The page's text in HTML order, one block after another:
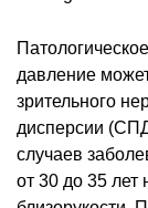
давление
зрительного
дисперсии
случаев
от 30 до 35 лет